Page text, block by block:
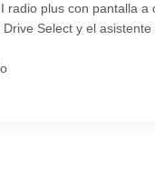
radio plus con pantalla a
Select y el